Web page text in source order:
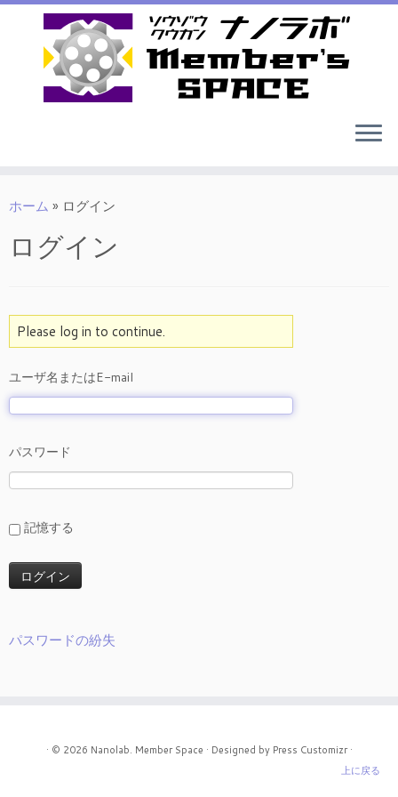
ホーム » ログイン
ログイン
Please log in to continue.
ユーザ名またはE-mail
パスワード
記憶する
パスワードの紛失
· © 2026 Nanolab. Member Space · Designed by Press Customizr·
上に戻る